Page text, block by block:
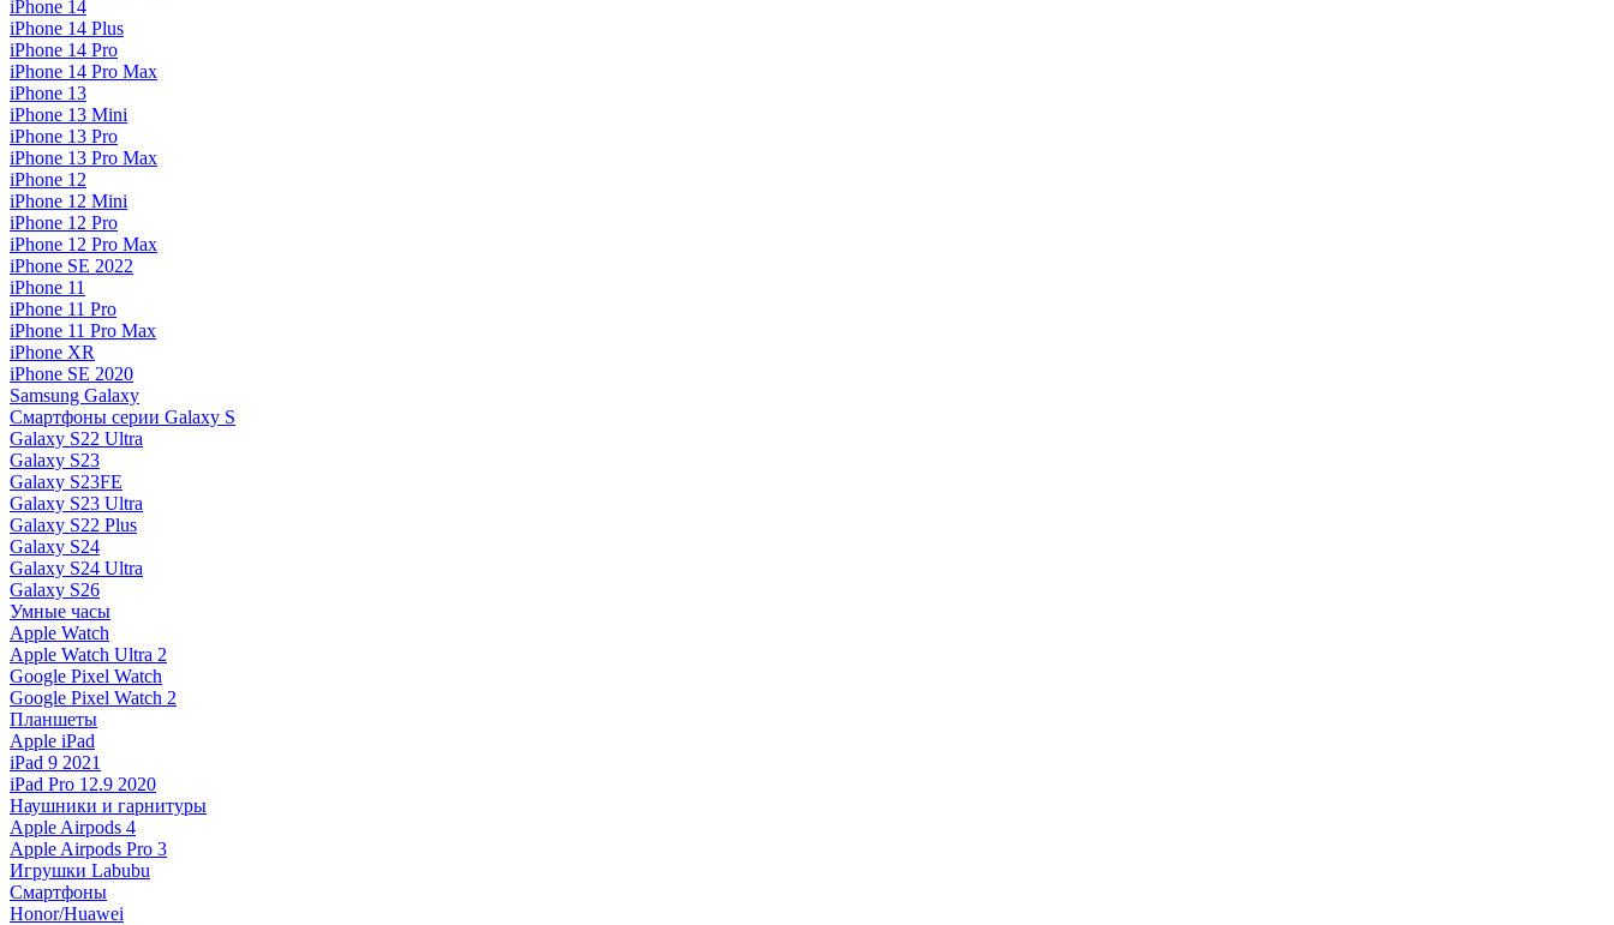
iPhone 14
iPhone 14 Plus
iPhone 14 Pro
iPhone 14 Pro Max
iPhone 13
iPhone 13 Mini
iPhone 13 Pro
iPhone 13 Pro Max
iPhone 12
iPhone 12 Mini
iPhone 12 Pro
iPhone 12 Pro Max
iPhone SE 2022
iPhone 11
iPhone 11 Pro
iPhone 11 Pro Max
iPhone XR
iPhone SE 2020
Samsung Galaxy
Смартфоны серии Galaxy S
Galaxy S22 Ultra
Galaxy S23
Galaxy S23FE
Galaxy S23 Ultra
Galaxy S22 Plus
Galaxy S24
Galaxy S24 Ultra
Galaxy S26
Умные часы
Apple Watch
Apple Watch Ultra 2
Google Pixel Watch
Google Pixel Watch 2
Планшеты
Apple iPad
iPad 9 2021
iPad Pro 12.9 2020
Наушники и гарнитуры
Apple Airpods 4
Apple Airpods Pro 3
Игрушки Labubu
Смартфоны
Honor/Huawei